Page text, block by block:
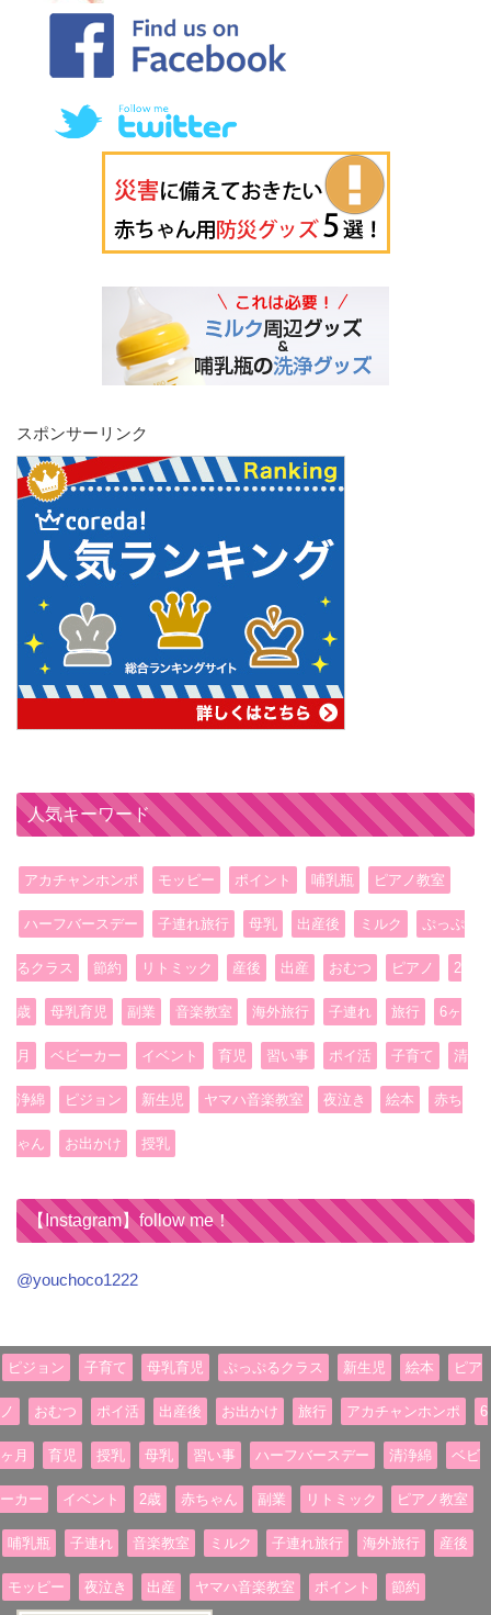
スポンサーリンク
人気キーワード
アカチャンホンポ モッピー ポイント 哺乳瓶 ピアノ教室
ハーフバースデー 子連れ旅行 母乳 出産後 ミルク ぷっぷ
るクラス 節約 リトミック 産後 出産 おむつ ピアノ 2
歳 母乳育児 副業 音楽教室 海外旅行 子連れ 旅行 6ヶ
月 ベビーカー イベント 育児 習い事 ポイ活 子育て 清
浄綿 ピジョン 新生児 ヤマハ音楽教室 夜泣き 絵本 赤ち
ゃん お出かけ 授乳
【Instagram】follow me！
@youchoco1222
ピジョン 子育て 母乳育児 ぷっぷるクラス 新生児 絵本 ピア
ノ おむつ ポイ活 出産後 お出かけ 旅行 アカチャンホンポ 6
ヶ月 育児 授乳 母乳 習い事 ハーフバースデー 清浄綿 ベビ
ーカー イベント 2歳 赤ちゃん 副業 リトミック ピアノ教室
哺乳瓶 子連れ 音楽教室 ミルク 子連れ旅行 海外旅行 産後
モッピー 夜泣き 出産 ヤマハ音楽教室 ポイント 節約